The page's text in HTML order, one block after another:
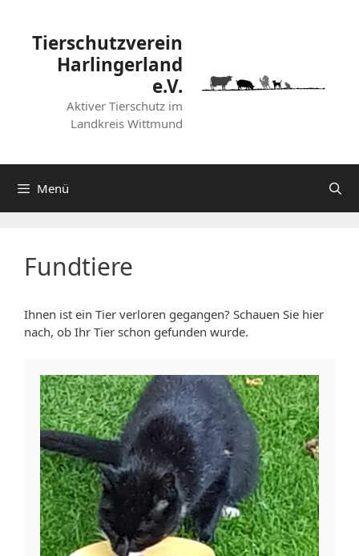
springenTierschutzverein
Harlingerland
e.V.
Aktiver Tierschutz im
Landkreis Wittmund
Menü
Fundtiere
Ihnen ist ein Tier verloren gegangen? Schauen Sie hier
nach, ob Ihr Tier schon gefunden wurde.